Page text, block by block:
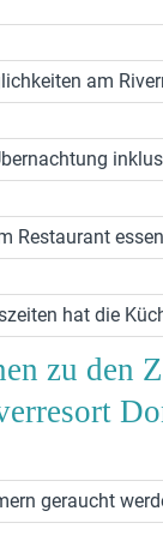
am
Restaurant
hat die
zu den
geraucht